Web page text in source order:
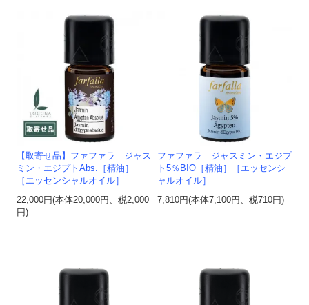
【取寄せ品】ファファラ ジャス
ミン・エジプトAbs.［精油］
［エッセンシャルオイル］
22,000円(本体20,000円、税2,000
円)
ファファラ ジャスミン・エジプ
ト5％BIO［精油］［エッセンシ
ャルオイル］
7,810円(本体7,100円、税710円)